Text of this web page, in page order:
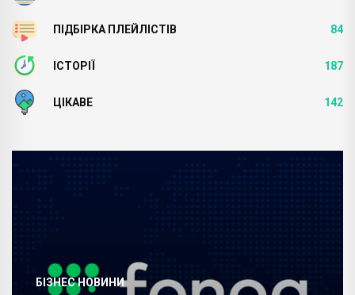
ПІДБІРКА ПЛЕЙЛІСТІВ 84
ІСТОРІЇ 187
ЦІКАВЕ 142